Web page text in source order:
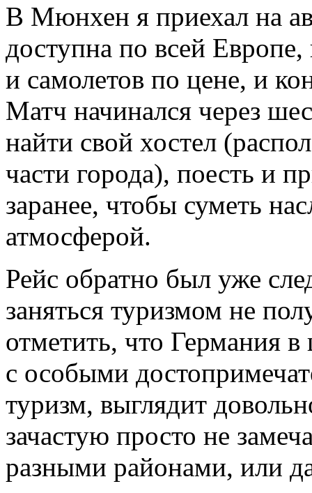
В Мюнхен я приехал на
доступна по всей Европе,
и самолетов по цене, и
Матч начинался через
найти свой хостел
части города), поесть и
заранее, чтобы суметь
атмосферой.
Рейс обратно был уже
заняться туризмом не
отметить, что Германия
с особыми
туризм, выглядит
зачастую просто не
разными районами, или